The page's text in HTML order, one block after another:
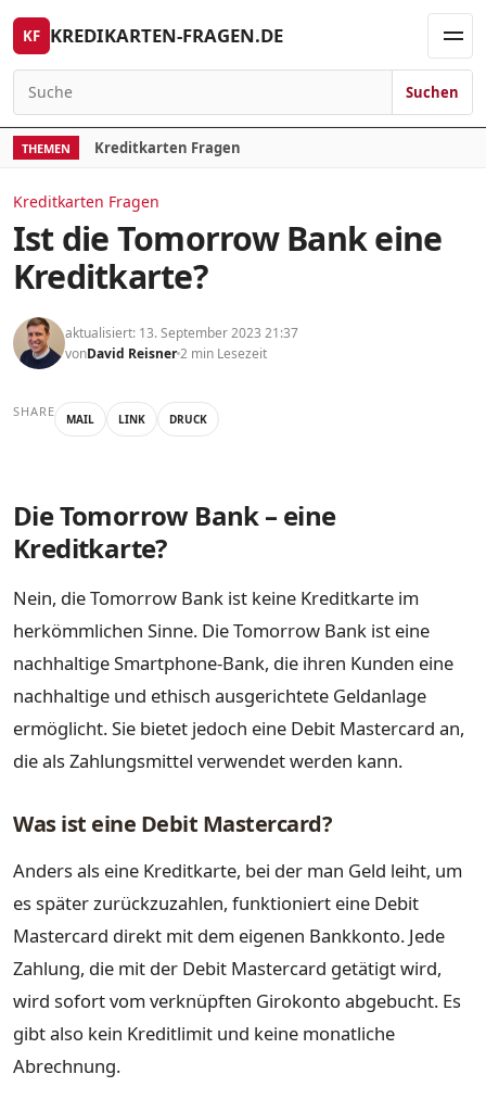
Skip to content
KF KREDIKARTEN-FRAGEN.DE
Search for:
Suchen
THEMEN Kreditkarten Fragen
Kreditkarten Fragen
Ist die Tomorrow Bank eine
Kreditkarte?
aktualisiert: 13. September 2023 21:37
vonDavid Reisner2 min Lesezeit
SHARE MAIL LINK DRUCK
Die Tomorrow Bank – eine
Kreditkarte?
Nein, die Tomorrow Bank ist keine Kreditkarte im
herkömmlichen Sinne. Die Tomorrow Bank ist eine
nachhaltige Smartphone-Bank, die ihren Kunden eine
nachhaltige und ethisch ausgerichtete Geldanlage
ermöglicht. Sie bietet jedoch eine Debit Mastercard an,
die als Zahlungsmittel verwendet werden kann.
Was ist eine Debit Mastercard?
Anders als eine Kreditkarte, bei der man Geld leiht, um
es später zurückzuzahlen, funktioniert eine Debit
Mastercard direkt mit dem eigenen Bankkonto. Jede
Zahlung, die mit der Debit Mastercard getätigt wird,
wird sofort vom verknüpften Girokonto abgebucht. Es
gibt also kein Kreditlimit und keine monatliche
Abrechnung.